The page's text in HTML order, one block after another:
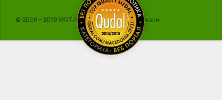
© 2006 - 2019 МОТИКА, Сите права се задржани